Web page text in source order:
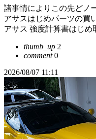
諸事情によりこの先どノ
アサスはじめパーツの買
アサス 強度計算書はじめ
thumb_up 2
comment0
2026/08/07 11:11